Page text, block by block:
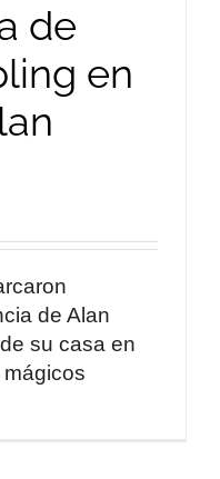
de
en
de Alan
su casa en